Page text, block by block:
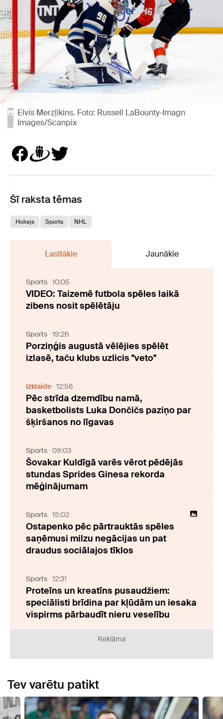
Elvis Merzļikins. Foto: Russell LaBounty-Imagn
Images/Scanpix
Šī raksta tēmas
Hokejs Sports NHL
Lasītākie Jaunākie
Sports 10:05
VIDEO: Taizemē futbola spēles laikā
zibens nosit spēlētāju
Sports 19:26
Porziņģis augustā vēlējies spēlēt
izlasē, taču klubs uzlicis "veto"
Izklaide 12:56
Pēc strīda dzemdību namā,
basketbolists Luka Dončičs paziņo par
šķiršanos no līgavas
Sports 09:03
Šovakar Kuldīgā varēs vērot pēdējās
stundas Sprides Ginesa rekorda
mēģinājumam
Sports 15:02
Ostapenko pēc pārtrauktās spēles
saņēmusi milzu negācijas un pat
draudus sociālajos tīklos
Sports 12:31
Proteīns un kreatīns pusaudžiem:
speciālisti brīdina par kļūdām un iesaka
vispirms pārbaudīt nieru veselību
Reklāma
Tev varētu patikt